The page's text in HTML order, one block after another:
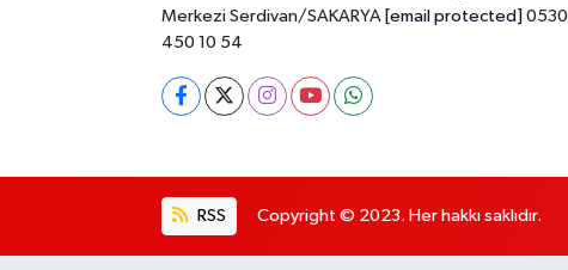
Merkezi Serdivan/SAKARYA [email protected] 0530
450 10 54
RSS Copyright © 2023. Her hakkı saklıdır.